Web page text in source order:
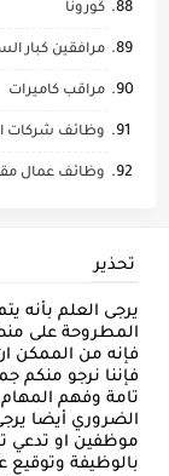
كورونا
مرافقين كبار
مراقب كاميرات
وظائف شركات
وظائف عمال
تحذير
يرجى العلم بأنه
المطروحة على
فإنه من الممكن
فإننا نرجو منكم
تامة وفهم
الضروري أيضا
موظفين او تدعي
بالوظيفة